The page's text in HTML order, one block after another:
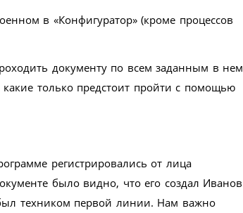
в «Конфигуратор» (кроме процессов
документу по всем заданным в нем
только предстоит пройти с помощью
регистрировались от лица
было видно, что его создал Иванов
техником первой линии. Нам важно